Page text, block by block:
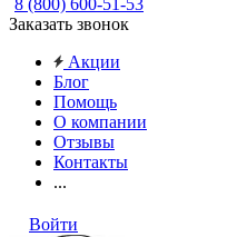
8 (800) 600-51-53
Заказать звонок
Акции
Блог
Помощь
О компании
Отзывы
Контакты
...
Войти